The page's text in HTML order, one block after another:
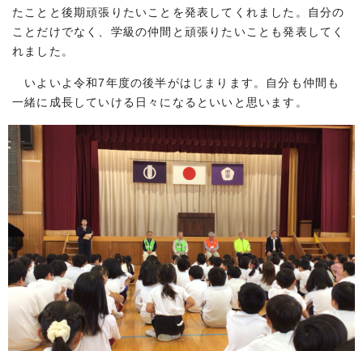
たことと後期頑張りたいことを発表してくれました。自分の
ことだけでなく、学級の仲間と頑張りたいことも発表してく
れました。
いよいよ令和7年度の後半がはじまります。自分も仲間も
一緒に成長していける日々になるといいと思います。